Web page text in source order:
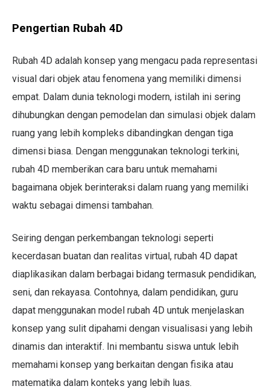
Pengertian Rubah 4D
Rubah 4D adalah konsep yang mengacu pada representasi
visual dari objek atau fenomena yang memiliki dimensi
empat. Dalam dunia teknologi modern, istilah ini sering
dihubungkan dengan pemodelan dan simulasi objek dalam
ruang yang lebih kompleks dibandingkan dengan tiga
dimensi biasa. Dengan menggunakan teknologi terkini,
rubah 4D memberikan cara baru untuk memahami
bagaimana objek berinteraksi dalam ruang yang memiliki
waktu sebagai dimensi tambahan.
Seiring dengan perkembangan teknologi seperti
kecerdasan buatan dan realitas virtual, rubah 4D dapat
diaplikasikan dalam berbagai bidang termasuk pendidikan,
seni, dan rekayasa. Contohnya, dalam pendidikan, guru
dapat menggunakan model rubah 4D untuk menjelaskan
konsep yang sulit dipahami dengan visualisasi yang lebih
dinamis dan interaktif. Ini membantu siswa untuk lebih
memahami konsep yang berkaitan dengan fisika atau
matematika dalam konteks yang lebih luas.